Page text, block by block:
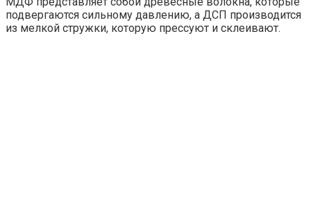
подвергаются сильному давлению, а ДСП производится
из мелкой стружки, которую прессуют и склеивают.